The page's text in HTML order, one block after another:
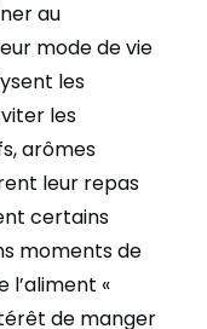
au
mode de vie
les
les
arômes
leur repas
certains
moments de
l’aliment «
de manger